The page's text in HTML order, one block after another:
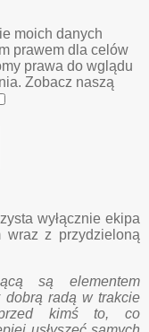
moich danych
prawem dla celów
prawa do wglądu
Zobacz naszą
wyłącznie ekipa
wraz z przydzieloną
są elementem
dobrą radą w trakcie
przed kimś to, co